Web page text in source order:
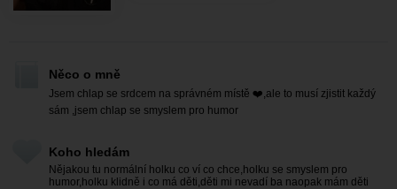
Něco o mně
Jsem chlap se srdcem na správném místě ❤️,ale to musí zjistit každý
sám ,jsem chlap se smyslem pro humor
Koho hledám
Nějakou tu normální holku co ví co chce,holku se smyslem pro
humor,holku klidně i co má děti,děti mi nevadí ba naopak mám děti